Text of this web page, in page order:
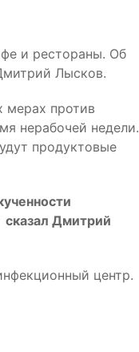
и рестораны. Об
Лысков.
мерах против
нерабочей недели.
продуктовые
Дмитрий
центр.